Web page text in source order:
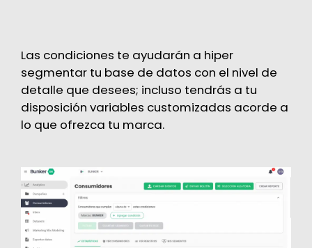
Las condiciones te ayudarán a hiper
segmentar tu base de datos con el nivel de
detalle que desees; incluso tendrás a tu
disposición variables customizadas acorde a
lo que ofrezca tu marca.